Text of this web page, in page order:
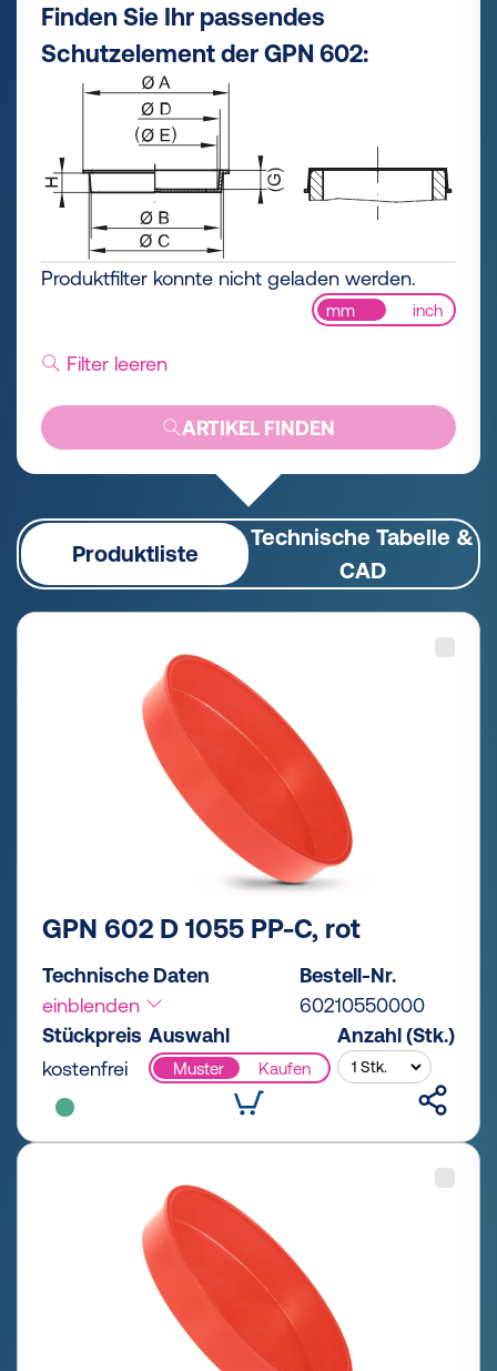
Finden Sie Ihr passendes
Schutzelement der GPN 602:
Produktfilter konnte nicht geladen werden.
mm inch
Filter leeren
ARTIKEL FINDEN
Produktliste
Technische Tabelle &
CAD
GPN 602 D 1055 PP-C, rot
Technische Daten
einblenden
Bestell-Nr.
60210550000
Stückpreis
kostenfrei
Auswahl
Muster Kaufen
Anzahl (Stk.)